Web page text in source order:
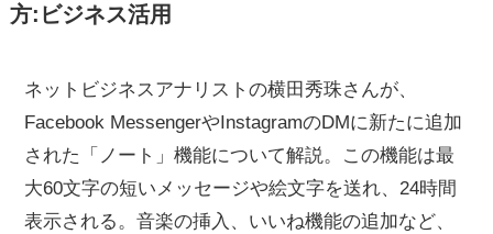
方:ビジネス活用
ネットビジネスアナリストの横田秀珠さんが、
Facebook MessengerやInstagramのDMに新たに追加
された「ノート」機能について解説。この機能は最
大60文字の短いメッセージや絵文字を送れ、24時間
表示される。音楽の挿入、いいね機能の追加など、